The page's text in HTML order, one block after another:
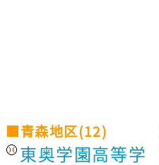
■青森地区(12)
東奥学園高等学